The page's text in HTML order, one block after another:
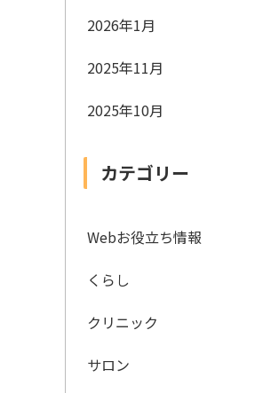
2026年1月
2025年11月
2025年10月
カテゴリー
Webお役立ち情報
くらし
クリニック
サロン